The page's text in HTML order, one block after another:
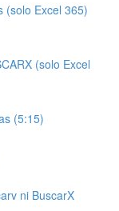
(solo Excel 365)
(solo Excel
(5:15)
ni BuscarX